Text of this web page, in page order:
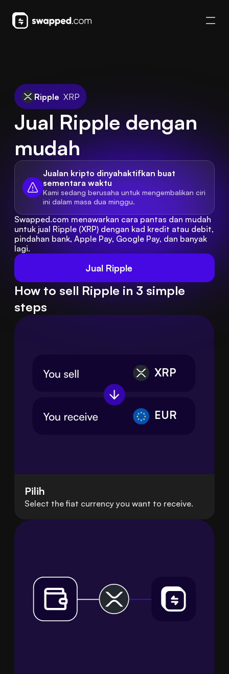
Ripple XRP
Jual Ripple dengan
mudah
Jualan kripto dinyahaktifkan buat
sementara waktu
Kami sedang berusaha untuk mengembalikan ciri
ini dalam masa dua minggu.
Swapped.com menawarkan cara pantas dan mudah
untuk jual Ripple (XRP) dengan kad kredit atau debit,
pindahan bank, Apple Pay, Google Pay, dan banyak
lagi.
How to sell Ripple in 3 simple
steps
XRP
EUR
Pilih
Select the fiat currency you want to receive.
Jual Ripple